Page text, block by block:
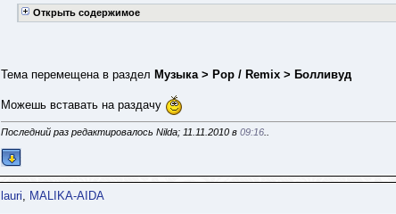
Открыть содержимое
Тема перемещена в раздел Музыка > Pop / Remix > Болливуд
Можешь вставать на раздачу
Последний раз редактировалось Nilda; 11.11.2010 в 09:16
lauri, MALIKA-AIDA